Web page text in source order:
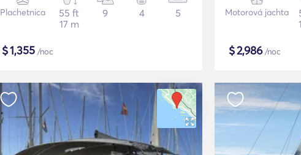
Plachetnica
55 ft
17 m
9 4 5
$1,355 /noc
Motorová jachta
$2,986/noc